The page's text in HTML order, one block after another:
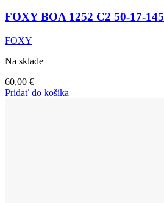
FOXY BOA 1252 C2 50-17-145
FOXY
Na sklade
60,00 €
Pridať do košíka